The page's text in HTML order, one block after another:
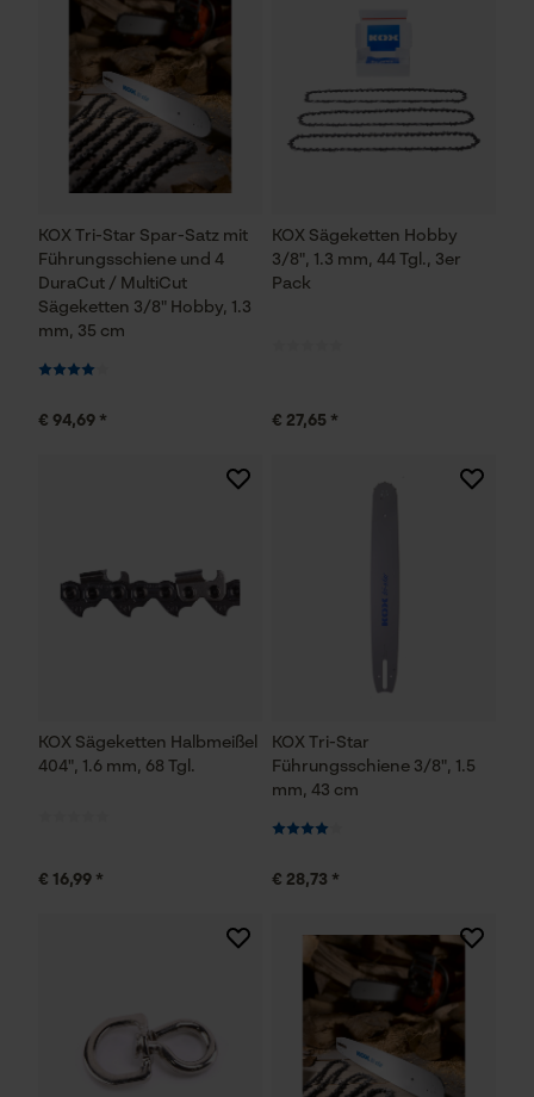
KOX Tri-Star Spar-Satz mit
Führungsschiene und 4
DuraCut / MultiCut
Sägeketten 3/8" Hobby, 1.3
mm, 35 cm
€ 94,69 *
KOX Sägeketten Hobby
3/8", 1.3 mm, 44 Tgl., 3er
Pack
€ 27,65 *
KOX Sägeketten Halbmeißel
404", 1.6 mm, 68 Tgl.
€ 16,99 *
KOX Tri-Star
Führungsschiene 3/8", 1.5
mm, 43 cm
€ 28,73 *